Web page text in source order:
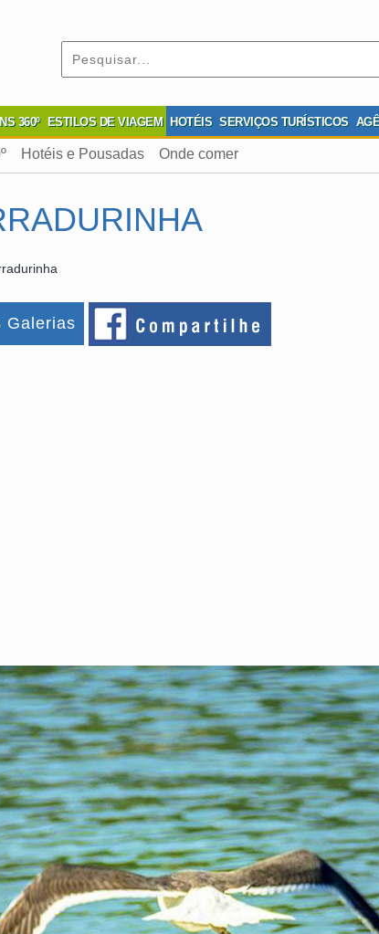
360º ESTILOS DE VIAGEM HOTÉIS SERVIÇOS TURÍSTICOS
Hotéis e Pousadas Onde comer
Galerias